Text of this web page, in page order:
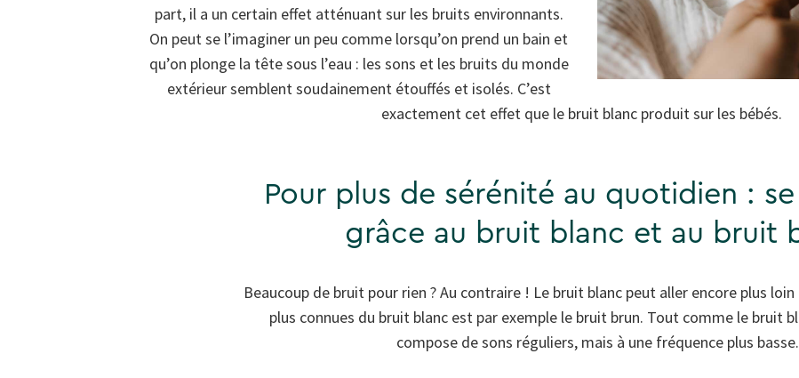
part, il a un certain effet atténuant sur les bruits environnants.
On peut se l’imaginer un peu comme lorsqu’on prend un bain et
qu’on plonge la tête sous l’eau : les sons et les bruits du monde
extérieur semblent soudainement étouffés et isolés. C’est
exactement cet effet que le bruit blanc produit sur les bébés.
Pour plus de sérénité au quotidien :
grâce au bruit blanc et au bruit
Beaucoup de bruit pour rien ? Au contraire ! Le bruit blanc peut aller encore plus loin
plus connues du bruit blanc est par exemple le bruit brun. Tout comme le bruit
compose de sons réguliers, mais à une fréquence plus basse.